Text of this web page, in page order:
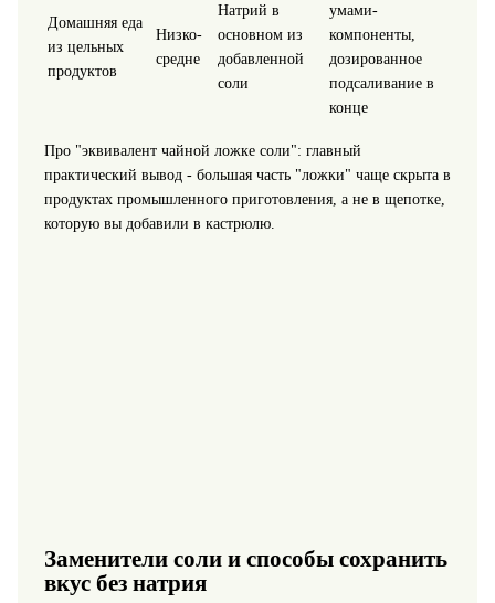
Домашняя еда
из цельных
продуктов
Низко-
средне
Натрий в
основном из
добавленной
соли
умами-
компоненты,
дозированное
подсаливание в
конце
Про "эквивалент чайной ложке соли": главный
практический вывод - большая часть "ложки" чаще скрыта в
продуктах промышленного приготовления, а не в щепотке,
которую вы добавили в кастрюлю.
Заменители соли и способы сохранить
вкус без натрия